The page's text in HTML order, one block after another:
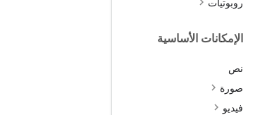
روبوتيات
الإمكانات الأساسية
نص
صورة
فيديو